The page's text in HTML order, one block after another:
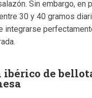
Sin embargo, en
30 y 40 gramos
integrarse
ibérico de